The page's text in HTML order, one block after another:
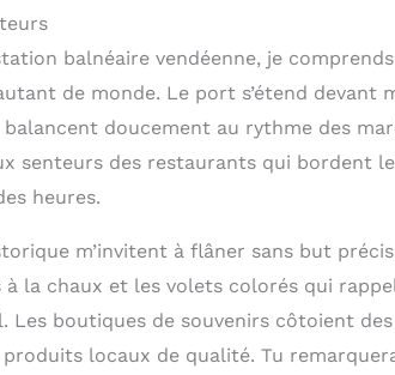
balnéaire vendéenne, je comprends
de monde. Le port s’étend devant
doucement au rythme des
senteurs des restaurants qui bordent
heures.
m’invitent à flâner sans but
la chaux et les volets colorés qui
boutiques de souvenirs côtoient
locaux de qualité. Tu